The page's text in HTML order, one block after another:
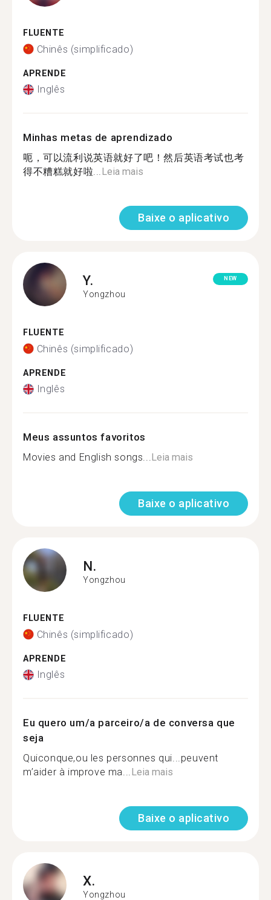
FLUENTE
Chinês (simplificado)
APRENDE
Inglês
Minhas metas de aprendizado
呃，可以流利说英语就好了吧！然后英语考试也考
得不糟糕就好啦...Leia mais
Baixe o aplicativo
Y.
Yongzhou
NEW
FLUENTE
Chinês (simplificado)
APRENDE
Inglês
Meus assuntos favoritos
Movies and English songs...Leia mais
Baixe o aplicativo
N.
Yongzhou
FLUENTE
Chinês (simplificado)
APRENDE
Inglês
Eu quero um/a parceiro/a de conversa que
seja
Quiconque,ou les personnes qui...peuvent
m’aider à improve ma...Leia mais
Baixe o aplicativo
X.
Yongzhou